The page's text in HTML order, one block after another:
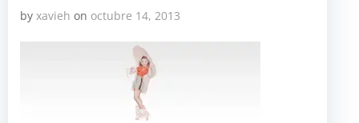
by xavieh on octubre 14, 2013